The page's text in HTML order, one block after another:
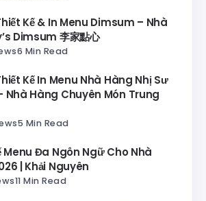
Kế & In Menu Dimsum – Nhà
Dimsum 李家點心
6 Min Read
Kế In Menu Nhà Hàng Nhị Sư
Nhà Hàng Chuyên Món Trung
5 Min Read
Menu Đa Ngôn Ngữ Cho Nhà
| Khải Nguyên
11 Min Read